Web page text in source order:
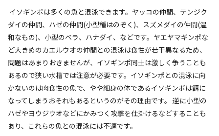
イソギンポは多くの魚と混泳できます。ヤッコの仲間、テンジク
ダイの仲間、ハゼの仲間(小型種はのぞく)、スズメダイの仲間(温
和なもの)、小型のベラ、ハナダイ、などです。ヤエヤマギンポな
ど大きめのカエルウオの仲間との混泳は食性が若干異なるため、
問題はあまりおきませんが、イソギンポ同士は激しく争うことも
あるので狭い水槽では注意が必要です。イソギンポとの混泳に向
かないのは肉食性の魚で、やや細身の体であるイソギンポは餌に
なってしまうおそれもあるというのがその理由です。 逆に小型の
ハゼやヨウジウオなどにかみつく攻撃を仕掛けるなどすることも
あり、これらの魚との混泳には不適です。